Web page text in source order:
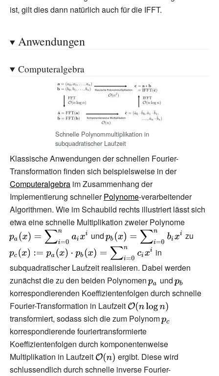
ist, gilt dies dann natürlich auch für die IFFT.
Anwendungen
Computeralgebra
Schnelle Polynommultiplikation in
subquadratischer Laufzeit
Klassische Anwendungen der schnellen Fourier-
Transformation finden sich beispielsweise in der
Computeralgebra im Zusammenhang der
Implementierung schnellerPolynome-verarbeitender
Algorithmen. Wie im Schaubild rechts illustriert lässt sich
etwa eine schnelle Multiplikation zweier Polynome
(x)=\sum
und{\displaystyle p_{b}
(x)=\sum \nolimits
_{i=0}^{n}b_{i}x^{i}}
zu
in
subquadratischer Laufzeit realisieren. Dabei werden
zunächst die zu den beiden Polynomen{\displaystyle
p_{a}}
und
p_{b}}
korrespondierenden Koeffizientenfolgen durch schnelle
Fourier-Transformation in Laufzeit {\displaystyle
{\mathcal
{O}}(n\log n)}
transformiert, sodass sich die zum Polynom{\displaystyle
korrespondierende fouriertransformierte
Koeffizientenfolgen durch komponentenweise
Multiplikation in Laufzeit {\displaystyle
{\mathcal
ergibt. Diese wird
schlussendlich durch schnelle inverse Fourier-